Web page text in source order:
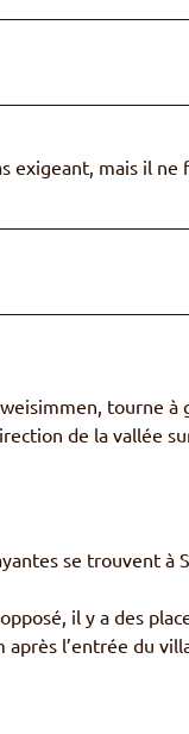
exigeant, mais il
tourne
de la vallée
se trouvent
il y a des
l’entrée du